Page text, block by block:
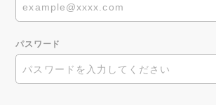
パスワード